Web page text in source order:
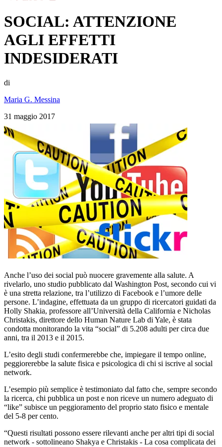
SOCIAL: ATTENZIONE
AGLI EFFETTI
INDESIDERATI
di
Maria G. Messina
31 maggio 2017
Anche l’uso dei social può nuocere gravemente alla salute. A
rivelarlo, uno studio pubblicato dal Washington Post, secondo cui vi
è una stretta relazione, tra l’utilizzo di Facebook e l’umore delle
persone. L’indagine, effettuata da un gruppo di ricercatori guidati da
Holly Shakia, professore all’Università della California e Nicholas
Christakis, direttore dello Human Nature Lab di Yale, è stata
condotta monitorando la vita “social” di 5.208 adulti per circa due
anni, tra il 2013 e il 2015.
L’esito degli studi confermerebbe che, impiegare il tempo online,
peggiorerebbe la salute fisica e psicologica di chi si iscrive al social
network.
L’esempio più semplice è testimoniato dal fatto che, sempre secondo
la ricerca, chi pubblica un post e non riceve un numero adeguato di
“like” subisce un peggioramento del proprio stato fisico e mentale
del 5-8 per cento.
“Questi risultati possono essere rilevanti anche per altri tipi di social
network - sottolineano Shakya e Christakis - La cosa complicata dei